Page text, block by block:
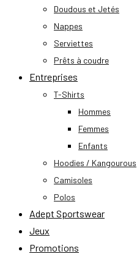
Doudous et Jetés
Nappes
Serviettes
Prêts à coudre
Entreprises
T-Shirts
Hommes
Femmes
Enfants
Hoodies / Kangourous
Camisoles
Polos
Adept Sportswear
Jeux
Promotions